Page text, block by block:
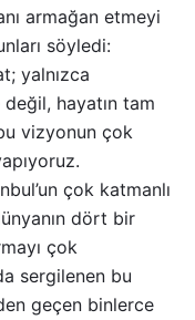
armağan etmeyi
söyledi:
yalnızca
hayatın tam
vizyonun çok
çok katmanlı
dört bir
çok
sergilenen bu
geçen binlerce